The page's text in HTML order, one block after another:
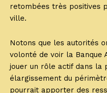
retombées très positives
ville.
Notons que les autorités
volonté de voir la Banque
jouer un rôle actif dans la
élargissement du
pourrait apporter des